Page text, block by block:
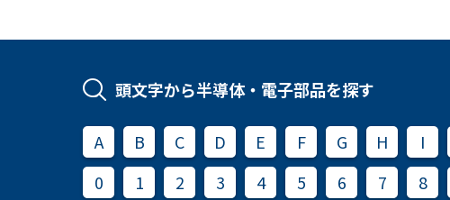
頭文字から半導体・電子部品を探す
A B C D E F G H I
0
1 2 3 4 5 6 7 8